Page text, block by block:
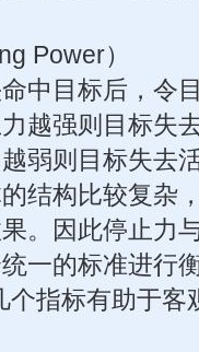
Power）
中目标后，令
越强则目标失
弱则目标失去
结构比较复杂
。因此停止力
一的标准进行
个指标有助于客